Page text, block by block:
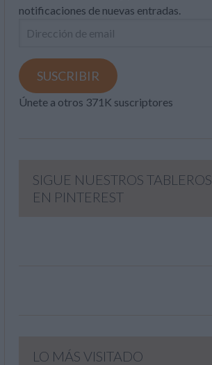
notificaciones de nuevas entradas.
Dirección
email
SUSCRIBIR
Únete a otros 371K suscriptores
SIGUE NUESTROS TABLEROS
EN PINTEREST
LO MÁS VISITADO